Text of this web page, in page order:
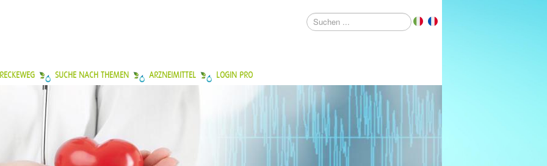
SUCHE NACH THEMEN ARZNEIMITTEL LOGIN PRO